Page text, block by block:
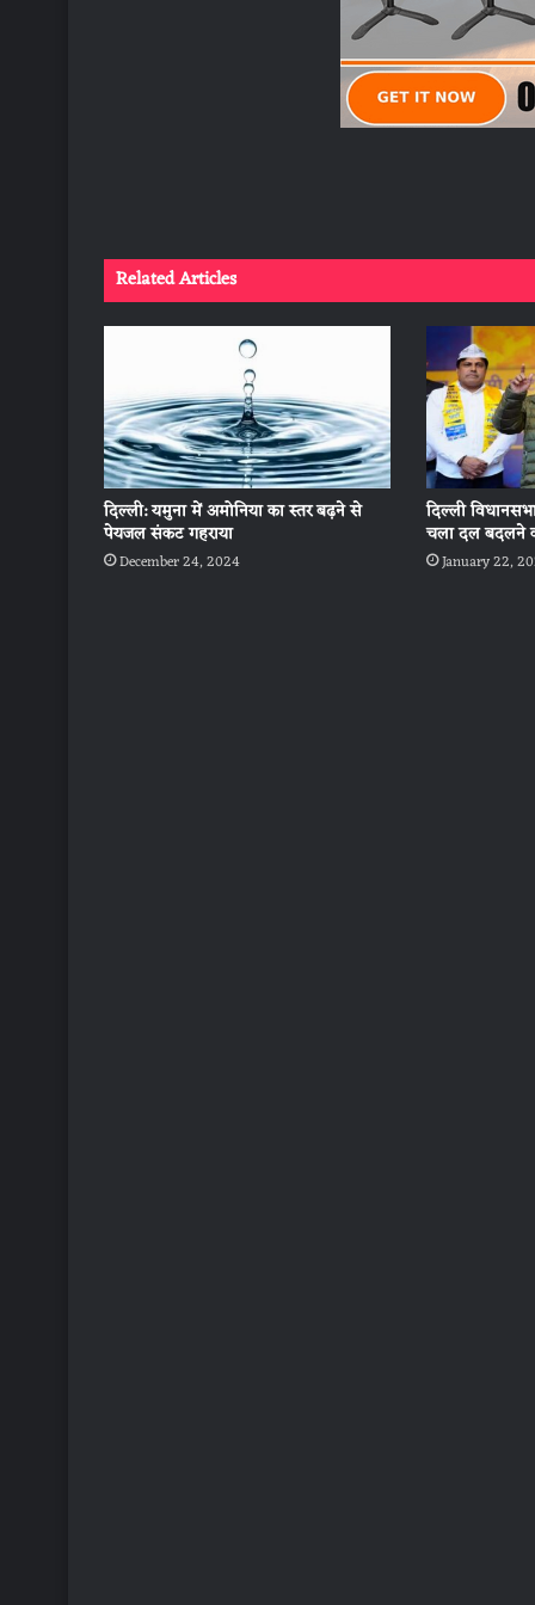
Related Articles
दिल्ली: यमुना में अमोनिया का स्तर बढ़ने से
पेयजल संकट गहराया
December 24, 2024
दिल्ली
चला दल बदलने
January 22,